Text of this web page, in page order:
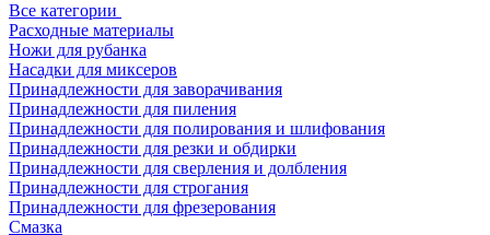
Все категории
Расходные материалы
Ножи для рубанка
Насадки для миксеров
Принадлежности для заворачивания
Принадлежности для пиления
Принадлежности для полирования и шлифования
Принадлежности для резки и обдирки
Принадлежности для сверления и долбления
Принадлежности для строгания
Принадлежности для фрезерования
Смазка